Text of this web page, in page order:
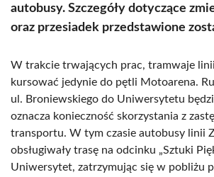
autobusy. Szczegóły dotyczące
oraz przesiadek przedstawione
W trakcie trwających prac, tramwaje
kursować jedynie do pętli Motoarena.
ul. Broniewskiego do Uniwersytetu
oznacza konieczność skorzystania z
transportu. W tym czasie autobusy linii
obsługiwały trasę na odcinku „Sztuki
Uniwersytet, zatrzymując się w pobliżu